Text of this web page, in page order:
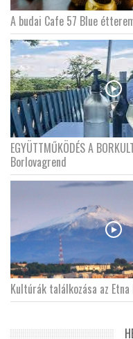
A budai Cafe 57 Blue
EGYÜTTMŰKÖDÉS A
Borlovagrend
Kultúrák találkozása az Etna